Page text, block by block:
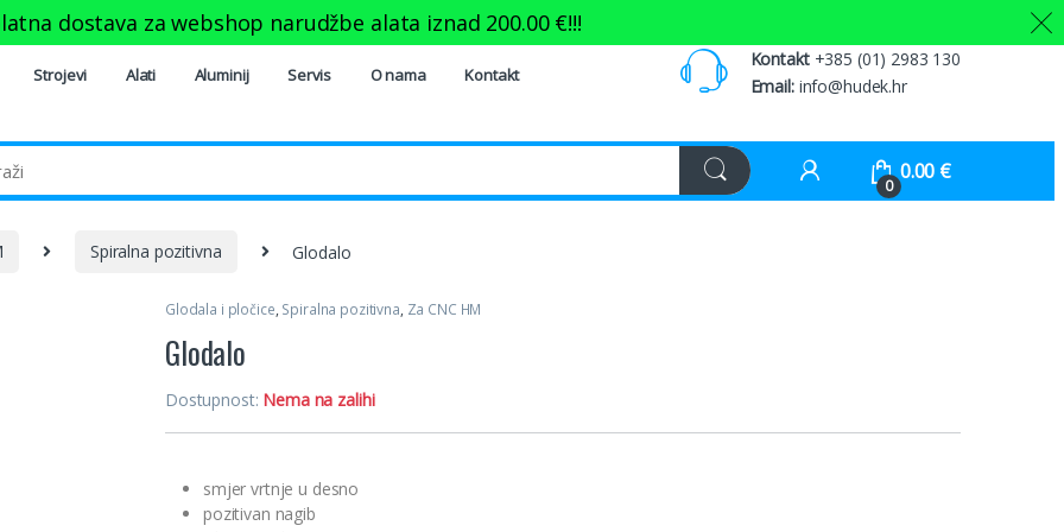
Strojevi Alati Aluminij Servis O nama Kontakt
Kontakt+385 (01) 2983 130
Email:info@hudek.hr
0
0.00 €
Spiralna pozitivna Glodalo
Glodala i pločice, Spiralna pozitivna, Za CNC HM
Glodalo
Dostupnost: Nema na zalihi
smjer vrtnje u desno
pozitivan nagib
dostava za webshop narudžbe alata iznad 200.00 €!!!